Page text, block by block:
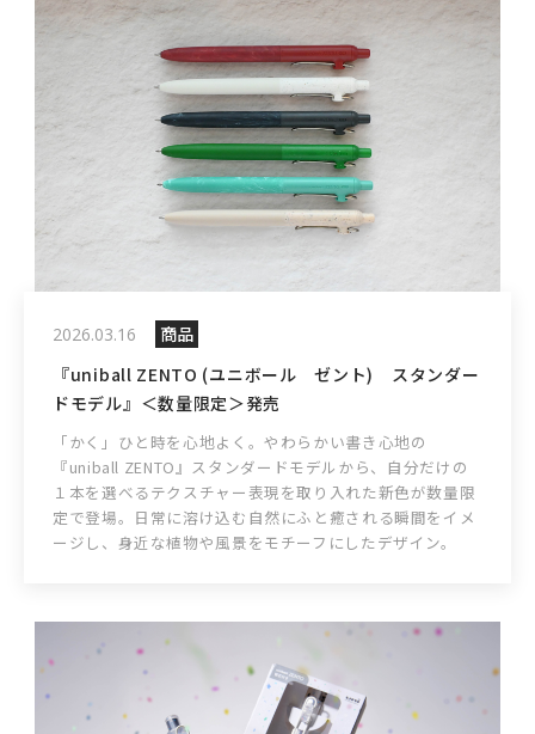
2026.03.16
商品
『uniball ZENTO (ユニボール ゼント) スタンダー
ドモデル』＜数量限定＞発売
「かく」ひと時を心地よく。やわらかい書き心地の
『uniball ZENTO』スタンダードモデルから、自分だけの
１本を選べるテクスチャー表現を取り入れた新色が数量限
定で登場。日常に溶け込む自然にふと癒される瞬間をイメ
ージし、身近な植物や風景をモチーフにしたデザイン。